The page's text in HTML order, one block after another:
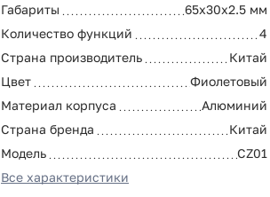
Габариты
65x30x2.5 мм
Количество функций
4
Страна производитель
Китай
Цвет
Фиолетовый
Материал корпуса
Алюминий
Страна бренда
Китай
Модель
CZ01
Все характеристики